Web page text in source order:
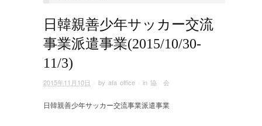
日韓親善少年サッカー交流
事業派遣事業(2015/10/30-
11/3)
2015年11月10日 · by afa office · in 協 会
日韓親善少年サッカー交流事業派遣事業